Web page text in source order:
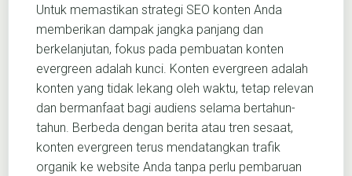
Untuk memastikan strategi SEO konten Anda
memberikan dampak jangka panjang dan
berkelanjutan, fokus pada pembuatan konten
evergreen adalah kunci. Konten evergreen adalah
konten yang tidak lekang oleh waktu, tetap relevan
dan bermanfaat bagi audiens selama bertahun-
tahun. Berbeda dengan berita atau tren sesaat,
konten evergreen terus mendatangkan trafik
organik ke website Anda tanpa perlu pembaruan